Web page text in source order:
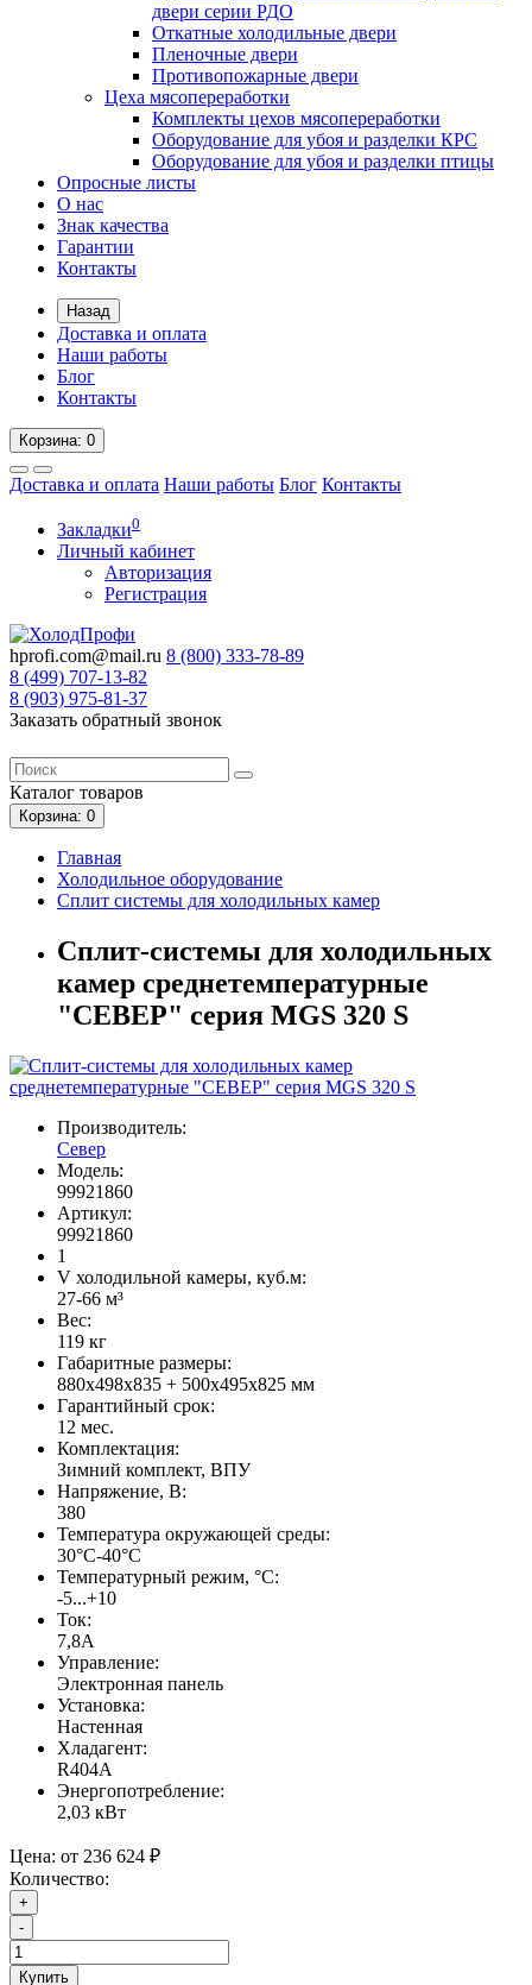
двери серии РДО
Откатные холодильные двери
Пленочные двери
Противопожарные двери
Цеха мясопереработки
Комплекты цехов мясопереработки
Оборудование для убоя и разделки КРС
Оборудование для убоя и разделки птицы
Опросные листы
О нас
Знак качества
Гарантии
Контакты
Назад
Доставка и оплата
Наши работы
Блог
Контакты
Корзина: 0
Доставка и оплата Наши работы Блог Контакты
Закладки0
Личный кабинет
Авторизация
Регистрация
hprofi.com@mail.ru 8 (800) 333-78-89
8 (499) 707-13-82
8 (903) 975-81-37
Заказать обратный звонок
Каталог товаров
Корзина: 0
Главная
Холодильное оборудование
Сплит системы для холодильных камер
Сплит-системы для холодильных
камер среднетемпературные
"СЕВЕР" серия MGS 320 S
Производитель:
Север
Модель:
99921860
Артикул:
99921860
1
V холодильной камеры, куб.м:
27-66 м³
Вес:
119 кг
Габаритные размеры:
880x498x835 + 500x495x825 мм
Гарантийный срок:
12 мес.
Комплектация:
Зимний комплект, ВПУ
Напряжение, В:
380
Температура окружающей среды:
30°С-40°С
Температурный режим, °C:
-5...+10
Ток:
7,8А
Управление:
Электронная панель
Установка:
Настенная
Хладагент:
R404A
Энергопотребление:
2,03 кВт
Цена: от 236 624 ₽
Количество:
+
-
Купить